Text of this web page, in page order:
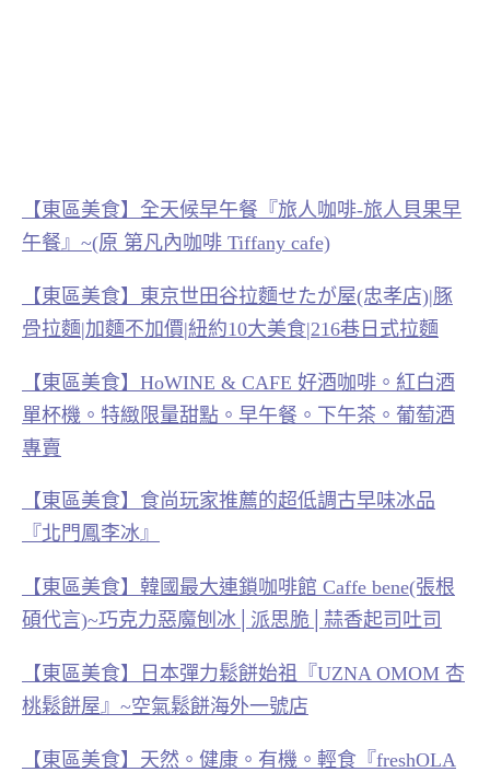
【東區美食】全天候早午餐『旅人咖啡-旅人貝果早
午餐』~(原 第凡內咖啡 Tiffany cafe)
【東區美食】東京世田谷拉麵せたが屋(忠孝店)|豚
骨拉麵|加麵不加價|紐約10大美食|216巷日式拉麵
【東區美食】HoWINE & CAFE 好酒咖啡。紅白酒
單杯機。特緻限量甜點。早午餐。下午茶。葡萄酒
專賣
【東區美食】食尚玩家推薦的超低調古早味冰品
『北門鳳李冰』
【東區美食】韓國最大連鎖咖啡館 Caffe bene(張根
碩代言)~巧克力惡魔刨冰│派思脆│蒜香起司吐司
【東區美食】日本彈力鬆餅始祖『UZNA OMOM 杏
桃鬆餅屋』~空氣鬆餅海外一號店
【東區美食】天然。健康。有機。輕食『freshOLA